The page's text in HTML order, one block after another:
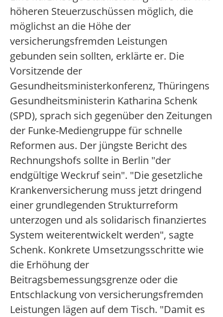
höheren Steuerzuschüssen möglich, die
möglichst an die Höhe der
versicherungsfremden Leistungen
gebunden sein sollten, erklärte er. Die
Vorsitzende der
Gesundheitsministerkonferenz, Thüringens
Gesundheitsministerin Katharina Schenk
(SPD), sprach sich gegenüber den Zeitungen
der Funke-Mediengruppe für schnelle
Reformen aus. Der jüngste Bericht des
Rechnungshofs sollte in Berlin "der
endgültige Weckruf sein". "Die gesetzliche
Krankenversicherung muss jetzt dringend
einer grundlegenden Strukturreform
unterzogen und als solidarisch finanziertes
System weiterentwickelt werden", sagte
Schenk. Konkrete Umsetzungsschritte wie
die Erhöhung der
Beitragsbemessungsgrenze oder die
Entschlackung von versicherungsfremden
Leistungen lägen auf dem Tisch. "Damit es